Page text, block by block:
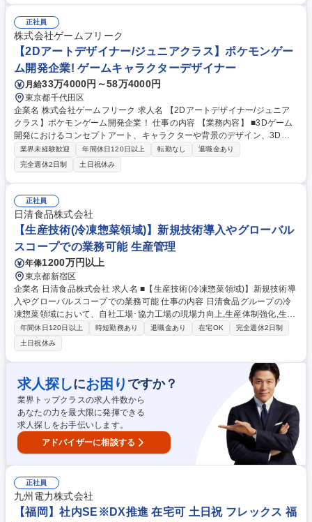
務フロー図作成・更新の補助■業務手順書（マニュアル）作成の補助■申請
／受付プロセス整備の補助■業務標準化・ひな形／テンプレート整備 慣れ
てきたら非定型業務では、補助ではなく主担当としてお仕事をお任せする
ことを考えております。 募集職種 【東京/業務プロセス改善アシスタント
（障がい者雇用）】
正社員
株式会社ゲームフリーク
【2Dアートデザイナー/ジュニアクラス】ポケモンゲー
ム開発企業! ゲームキャラクターデザイナー
月給33万4000円～58万4000円
東京都千代田区
企業名 株式会社ゲームフリーク 求人名 【2Dアートデザイナー/ジュニア
クラス】ポケモンゲーム開発企業！ 仕事の内容 【業務内容】 ■3Dゲーム
開発におけるコンセプトアート、キャラクターや背景のデザイン、3Dモ
デルを制作するための設定画の制作等。 【支給実績に基づく開発部モデル
年収】 ＜ディレクター＞ ～約2,300万円 ＜セクションディレクター＞ ～
約1,800万円 ・30代半ば：1,800万円 ・30代前半：1,500万円 募集職種
【2Dアートデザイナー/ジュニアクラス】ポケモンゲーム開発企業！
業界未経験歓迎 年間休日120日以上 転勤なし
退職金あり
完全週休2日制
土日祝休み
正社員
日清食品株式会社
【生産技術(冷凍惣菜領域)】新規技術導入やグローバル
スコープでの業務可能 生産管理
年俸1200万円以上
東京都新宿区
企業名 日清食品株式会社 求人名 ■【生産技術(冷凍惣菜領域)】新規技術導
入やグローバルスコープでの業務可能 仕事の内容 日清食品グループの冷
凍惣菜領域において、自社工場･協力工場の現場力向上,生産体制強化,生産
技術高度化,総菜製造の生産工程の導入や高度な工場経営を管理職の立場か
ら推進いただくことを期待します。 【具体的には】■低温工場の本社生産
管理 ■低温工場の作業平準の立案～更新 ■自社工場･協力工場を含めた安
全･品質面の指導,管理,運用提案･実装 ■新製品等のライン選定,設備投資案
の立案･実行 ■将来の生産体制の検討,事業会社への提案,生産体制構築 ■自
社工場における工場人材の育成 ■各工場･事業会社との連携による課題抽
出,改善テーマの設定･推進 ■協力工場を含む生産拠点の現場力向上,ガバナ
ンス強化,改善指導 募集職種 ■【生産技術(冷凍惣菜領域)】新規技術導入や
グローバルスコープでの業務可能
年間休日120日以上 時短勤務あり 退職金あり 在宅OK
完全週休2日制
土日祝休み
求人探しにお困り ですか？
業界トップクラスの求人件数から
あなたの力を最大限に発揮できる
求人探しをお手伝いします。
アドバイザーに相談する
正社員
九州電力株式会社
【福岡】社内SE※DX推進 在宅可 土日祝 フレックス 福